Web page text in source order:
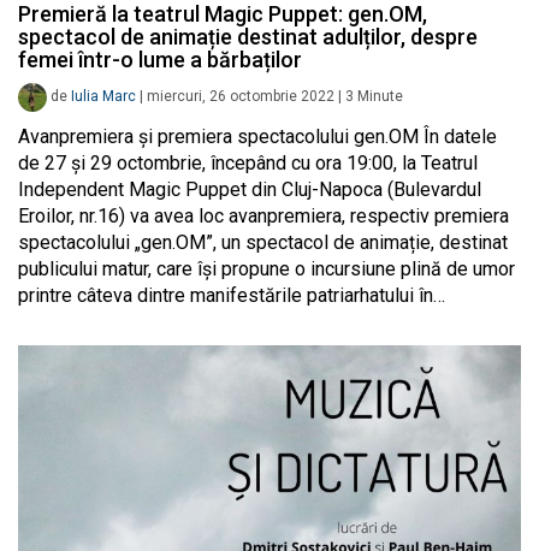
Premieră la teatrul Magic Puppet: gen.OM,
spectacol de animație destinat adulților, despre
femei într-o lume a bărbaților
de Iulia Marc miercuri, 26 octombrie 2022 3 Minute
Avanpremiera și premiera spectacolului gen.OM În datele
de 27 și 29 octombrie, începând cu ora 19:00, la Teatrul
Independent Magic Puppet din Cluj-Napoca (Bulevardul
Eroilor, nr.16) va avea loc avanpremiera, respectiv premiera
spectacolului „gen.OM”, un spectacol de animație, destinat
publicului matur, care își propune o incursiune plină de umor
printre câteva dintre manifestările patriarhatului în…